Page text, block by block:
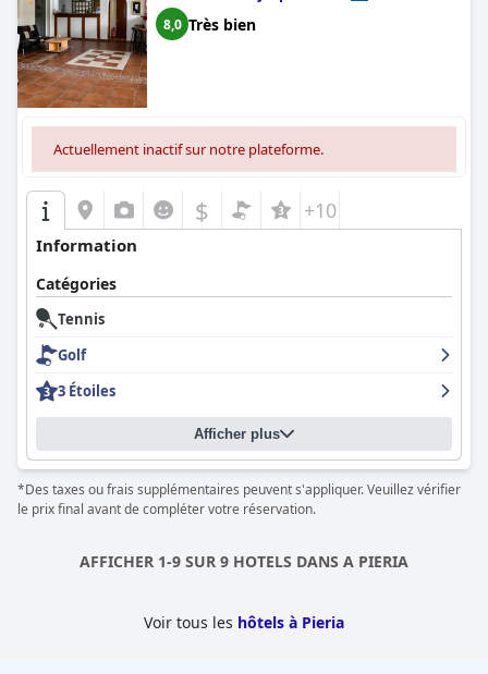
8,0 Très bien
Actuellement inactif sur notre plateforme.
$ +10
Information
Catégories
Tennis
Golf
3 Étoiles
Afficher plus
*Des taxes ou frais supplémentaires peuvent s'appliquer. Veuillez vérifier
le prix final avant de compléter votre réservation.
AFFICHER 1-9 SUR 9 HOTELS DANS A PIERIA
Voir tous les hôtels à Pieria